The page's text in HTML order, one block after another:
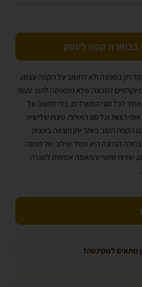
בבחירת קפה לעסק
רק במכונה ולא לחשוב על הקפה עצמו,
יוקרתיים למכונה שלא מתאימה להם. טעות
אחיד לכל סוגי המשרדים, בלי לחשוב על
הצוות ועל סוג האירוח. טעות שלישית
הקפה הטוב ביותר ייתן תוצאה בינונית
הנכונה היא תמיד שילוב של מכונה
שירות שוטף והתאמה אמיתית לשגרה
מתאים למקינטה?